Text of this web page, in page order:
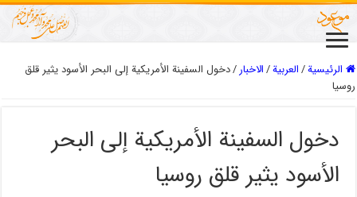
الرئيسية/العربیة/الاخبار/دخول السفينة الأمريكية إلى البحر الأسود يثير قلق
روسيا
دخول السفينة الأمريكية إلى البحر
الأسود يثير قلق روسيا